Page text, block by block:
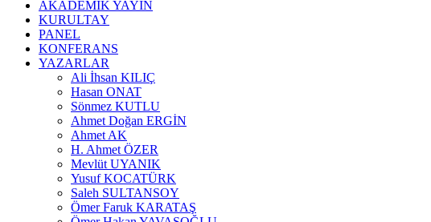
AKADEMİK YAYIN
KURULTAY
PANEL
KONFERANS
YAZARLAR
Ali İhsan KILIÇ
Hasan ONAT
Sönmez KUTLU
Ahmet Doğan ERGİN
Ahmet AK
H. Ahmet ÖZER
Mevlüt UYANIK
Yusuf KOCATÜRK
Saleh SULTANSOY
Ömer Faruk KARATAŞ